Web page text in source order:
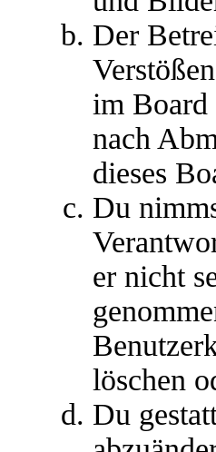
Der
im Board
nach
dieses
Du
er nicht
löschen
Du